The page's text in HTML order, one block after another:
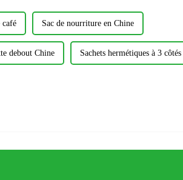
café Sac de nourriture en Chine
debout Chine Sachets hermétiques à 3